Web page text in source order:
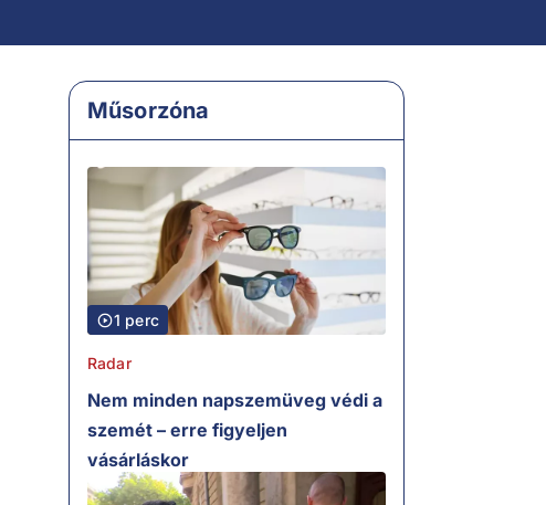
Műsorzóna
1 perc
Radar
Nem minden napszemüveg védi a
szemét – erre figyeljen
vásárláskor